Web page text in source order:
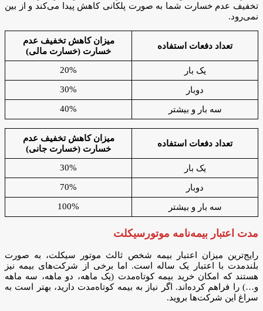
تخفیف عدم خسارت شما به صورت پلکانی کاهش پیدا می‌کند و از بین
نمی‌رود.
تعداد دفعات استفاده
میزان کاهش تخفیف‌ عدم
خسارت (خسارت مالی)
یک بار 20%
دوبار 30%
سه بار و بیشتر 40%
تعداد دفعات استفاده
میزان کاهش تخفیف‌ عدم
خسارت (خسارت جانی)
یک بار 30%
دوبار 70%
سه بار و بیشتر 100%
مدت اعتبار بیمه‌نامه موتورسیکلت
رایج‌ترین میزان اعتبار بیمه شخص ثالث موتور سیکلت، به صورت
بلندمدت با اعتبار یک ساله است. اما برخی از شرکت‌های بیمه نیز
هستند که امکان خرید بیمه کوتاه‌مدت (یک ماهه، دو ماهه، سه ماهه
و…) را فراهم کرده‌اند. اگر نیاز به بیمه کوتاه‌مدت دارید، بهتر است به
سراغ این شرکت‌ها بروید.